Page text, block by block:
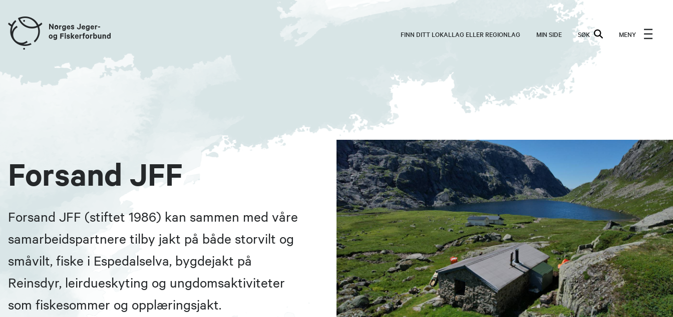
FINN DITT LOKALLAG ELLER REGIONLAG MIN SIDE SØK MENY
Forsand JFF
Forsand JFF (stiftet 1986) kan sammen med våre
samarbeidspartnere tilby jakt på både storvilt og
småvilt, fiske i Espedalselva, bygdejakt på
Reinsdyr, leirdueskyting og ungdomsaktiviteter
som fiskesommer og opplæringsjakt.